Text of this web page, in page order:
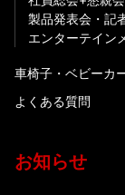
製品発表会・記
エンターテイン
車椅子・ベビーカ
よくある質問
お知らせ